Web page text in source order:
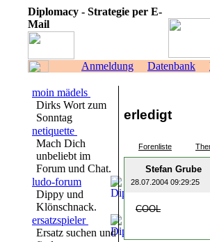
Diplomacy - Strategie per E-
Mail
Anmeldung Datenbank
moin mädels
Dirks Wort zum
Sonntag
netiquette
Mach Dich
unbeliebt im
Forum und Chat.
ludo-forum
Dippy und
Klönschnack.
ersatzspieler
Ersatz suchen und
erledigt
Forenliste
Stefan Grube
28.07.2004 09:29:25
COOL